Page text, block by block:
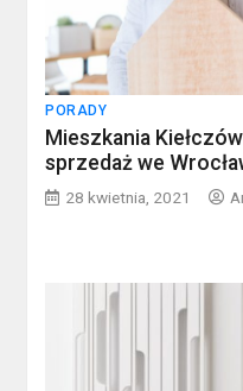
PORADY
Mieszkania
sprzedaż we
28 kwietnia, 2021